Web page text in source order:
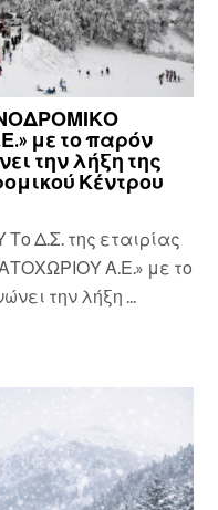
με το παρόν
την λήξη της
Κέντρου
Δ.Σ. της εταιρίας
Α.Ε.» με το
την λήξη ...